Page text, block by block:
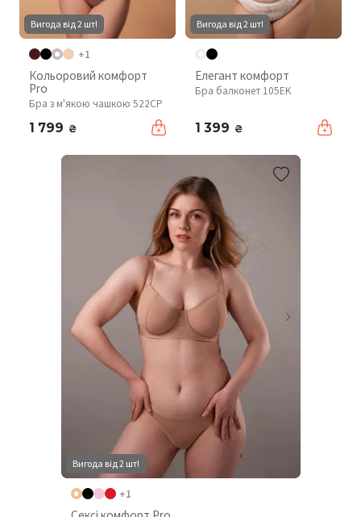
Вигода від 2 шт!
+1
Кольоровий комфорт
Pro
Бра з м'якою чашкою 522CP
1 799 ₴
Вигода від 2 шт!
Елегант комфорт
Бра балконет 105EK
1 399 ₴
Вигода від 2 шт!
+1